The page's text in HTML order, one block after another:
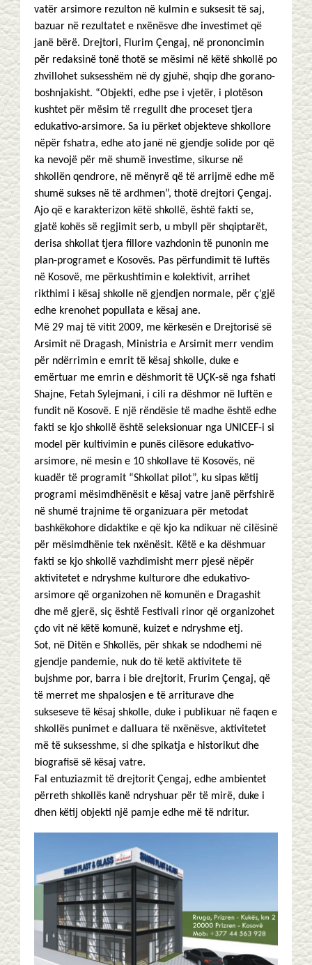
vatër arsimore rezulton në kulmin e suksesit të saj,
bazuar në rezultatet e nxënësve dhe investimet që
janë bërë. Drejtori, Flurim Çengaj, në prononcimin
për redaksinë tonë thotë se mësimi në këtë shkollë po
zhvillohet suksesshëm në dy gjuhë, shqip dhe gorano-
boshnjakisht. “Objekti, edhe pse i vjetër, i plotëson
kushtet për mësim të rregullt dhe proceset tjera
edukativo-arsimore. Sa iu përket objekteve shkollore
nëpër fshatra, edhe ato janë në gjendje solide por që
ka nevojë për më shumë investime, sikurse në
shkollën qendrore, në mënyrë që të arrijmë edhe më
shumë sukses në të ardhmen”, thotë drejtori Çengaj.
Ajo që e karakterizon këtë shkollë, është fakti se,
gjatë kohës së regjimit serb, u mbyll për shqiptarët,
derisa shkollat tjera fillore vazhdonin të punonin me
plan-programet e Kosovës. Pas përfundimit të luftës
në Kosovë, me përkushtimin e kolektivit, arrihet
rikthimi i kësaj shkolle në gjendjen normale, për ç’gjë
edhe krenohet popullata e kësaj ane.
Më 29 maj të vitit 2009, me kërkesën e Drejtorisë së
Arsimit në Dragash, Ministria e Arsimit merr vendim
për ndërrimin e emrit të kësaj shkolle, duke e
emërtuar me emrin e dëshmorit të UÇK-së nga fshati
Shajne, Fetah Sylejmani, i cili ra dëshmor në luftën e
fundit në Kosovë. E një rëndësie të madhe është edhe
fakti se kjo shkollë është seleksionuar nga UNICEF-i si
model për kultivimin e punës cilësore edukativo-
arsimore, në mesin e 10 shkollave të Kosovës, në
kuadër të programit “Shkollat pilot”, ku sipas këtij
programi mësimdhënësit e kësaj vatre janë përfshirë
në shumë trajnime të organizuara për metodat
bashkëkohore didaktike e që kjo ka ndikuar në cilësinë
për mësimdhënie tek nxënësit. Këtë e ka dëshmuar
fakti se kjo shkollë vazhdimisht merr pjesë nëpër
aktivitetet e ndryshme kulturore dhe edukativo-
arsimore që organizohen në komunën e Dragashit
dhe më gjerë, siç është Festivali rinor që organizohet
çdo vit në këtë komunë, kuizet e ndryshme etj.
Sot, në Ditën e Shkollës, për shkak se ndodhemi në
gjendje pandemie, nuk do të ketë aktivitete të
bujshme por, barra i bie drejtorit, Frurim Çengaj, që
të merret me shpalosjen e të arriturave dhe
sukseseve të kësaj shkolle, duke i publikuar në faqen e
shkollës punimet e dalluara të nxënësve, aktivitetet
më të suksesshme, si dhe spikatja e historikut dhe
biografisë së kësaj vatre.
Fal entuziazmit të drejtorit Çengaj, edhe ambientet
përreth shkollës kanë ndryshuar për të mirë, duke i
dhen këtij objekti një pamje edhe më të ndritur.